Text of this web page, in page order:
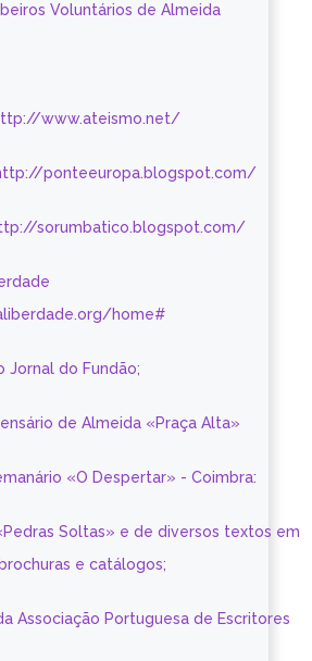
Voluntários de Almeida
www.ateismo.net/
ponteeuropa.blogspot.com/
sorumbatico.blogspot.com/
home#
Jornal do Fundão;
de Almeida «Praça Alta»
«O Despertar» - Coimbra:
Soltas» e de diversos textos em
e catálogos;
Associação Portuguesa de Escritores